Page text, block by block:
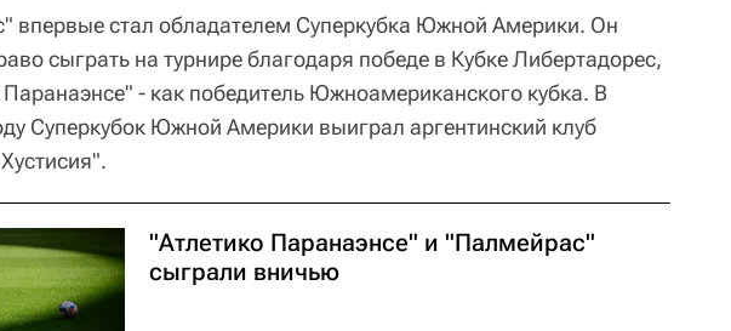
впервые стал обладателем Суперкубка Южной Америки. Он
сыграть на турнире благодаря победе в Кубке Либертадорес,
Паранаэнсе" - как победитель Южноамериканского кубка. В
Суперкубок Южной Америки выиграл аргентинский клуб
"Атлетико Паранаэнсе" и "Палмейрас"
сыграли вничью